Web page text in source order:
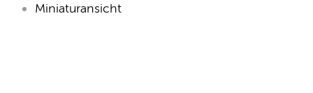
Miniaturansicht